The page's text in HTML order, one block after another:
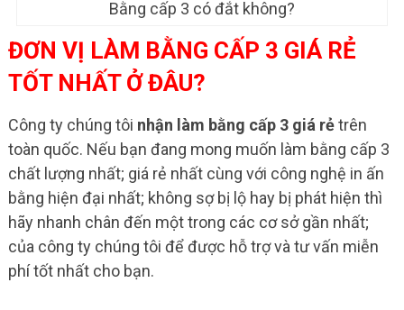
Bằng cấp 3 có đắt không?
ĐƠN VỊ LÀM BẰNG CẤP 3 GIÁ RẺ
TỐT NHẤT Ở ĐÂU?
Công ty chúng tôi nhận làm bằng cấp 3 giá rẻtrên
toàn quốc. Nếu bạn đang mong muốn làm bằng cấp 3
chất lượng nhất; giá rẻ nhất cùng với công nghệ in ấn
bằng hiện đại nhất; không sợ bị lộ hay bị phát hiện thì
hãy nhanh chân đến một trong các cơ sở gần nhất;
của công ty chúng tôi để được hỗ trợ và tư vấn miễn
phí tốt nhất cho bạn.